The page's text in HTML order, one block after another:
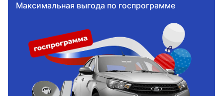
Максимальная выгода по госпрограмме